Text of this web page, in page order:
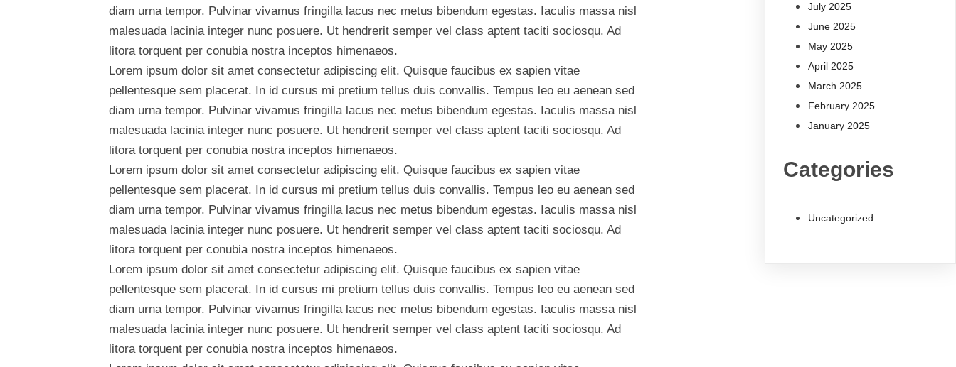
diam urna tempor. Pulvinar vivamus fringilla lacus nec metus bibendum egestas. Iaculis massa nisl
malesuada lacinia integer nunc posuere. Ut hendrerit semper vel class aptent taciti sociosqu. Ad
litora torquent per conubia nostra inceptos himenaeos.
Lorem ipsum dolor sit amet consectetur adipiscing elit. Quisque faucibus ex sapien vitae
pellentesque sem placerat. In id cursus mi pretium tellus duis convallis. Tempus leo eu aenean sed
diam urna tempor. Pulvinar vivamus fringilla lacus nec metus bibendum egestas. Iaculis massa nisl
malesuada lacinia integer nunc posuere. Ut hendrerit semper vel class aptent taciti sociosqu. Ad
litora torquent per conubia nostra inceptos himenaeos.
Lorem ipsum dolor sit amet consectetur adipiscing elit. Quisque faucibus ex sapien vitae
pellentesque sem placerat. In id cursus mi pretium tellus duis convallis. Tempus leo eu aenean sed
diam urna tempor. Pulvinar vivamus fringilla lacus nec metus bibendum egestas. Iaculis massa nisl
malesuada lacinia integer nunc posuere. Ut hendrerit semper vel class aptent taciti sociosqu. Ad
litora torquent per conubia nostra inceptos himenaeos.
Lorem ipsum dolor sit amet consectetur adipiscing elit. Quisque faucibus ex sapien vitae
pellentesque sem placerat. In id cursus mi pretium tellus duis convallis. Tempus leo eu aenean sed
diam urna tempor. Pulvinar vivamus fringilla lacus nec metus bibendum egestas. Iaculis massa nisl
malesuada lacinia integer nunc posuere. Ut hendrerit semper vel class aptent taciti sociosqu. Ad
litora torquent per conubia nostra inceptos himenaeos.
July 2025
June 2025
May 2025
April 2025
March 2025
February 2025
January 2025
Categories
Uncategorized